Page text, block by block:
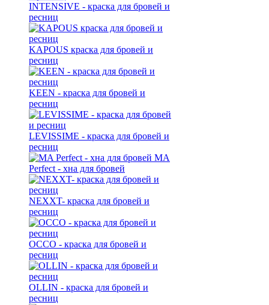
INTENSIVE - краска для бровей и
ресниц
KAPOUS краска для бровей и
ресниц
KEEN - краска для бровей и
ресниц
LEVISSIME - краска для бровей и
ресниц
MA
Perfect - хна для бровей
NEXXT- краска для бровей и
ресниц
OCCO - краска для бровей и
ресниц
OLLIN - краска для бровей и
ресниц